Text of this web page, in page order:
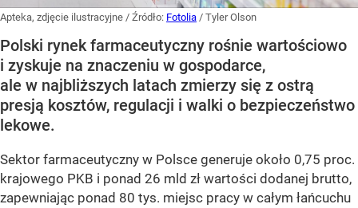
Apteka, zdjęcie ilustracyjne / Źródło: Fotolia / Tyler Olson
Polski rynek farmaceutyczny rośnie wartościowo
i zyskuje na znaczeniu w gospodarce,
ale w najbliższych latach zmierzy się z ostrą
presją kosztów, regulacji i walki o bezpieczeństwo
lekowe.
Sektor farmaceutyczny w Polsce generuje około 0,75 proc.
krajowego PKB i ponad 26 mld zł wartości dodanej brutto,
zapewniając ponad 80 tys. miejsc pracy w całym łańcuchu